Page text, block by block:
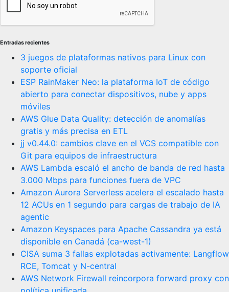
Entradas recientes
3 juegos de plataformas nativos para Linux con
soporte oficial
ESP RainMaker Neo: la plataforma IoT de código
abierto para conectar dispositivos, nube y apps
móviles
AWS Glue Data Quality: detección de anomalías
gratis y más precisa en ETL
jj v0.44.0: cambios clave en el VCS compatible con
Git para equipos de infraestructura
AWS Lambda escaló el ancho de banda de red hasta
3.000 Mbps para funciones fuera de VPC
Amazon Aurora Serverless acelera el escalado hasta
12 ACUs en 1 segundo para cargas de trabajo de IA
agentic
Amazon Keyspaces para Apache Cassandra ya está
disponible en Canadá (ca-west-1)
CISA suma 3 fallas explotadas activamente: Langflow
RCE, Tomcat y N-central
AWS Network Firewall reincorpora forward proxy con